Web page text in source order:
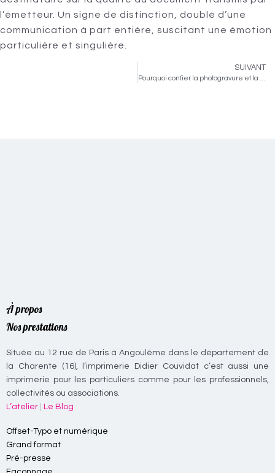
l’émetteur. Un signe de distinction, doublé d’une
communication à part entière, suscitant une émotion
particulière et singulière.
SUIVANT
Pourquoi confier la photogravure et la retouche d’images à un imprimeur ?
À propos
Nos prestations
Située au 12 rue de Paris à Angoulême dans le département de
la Charente (16), l’imprimerie Didier Couvidat c’est aussi une
imprimerie pour les particuliers comme pour les professionnels,
collectivités ou associations.
L’atelier
Le Blog
Offset-Typo et numérique
Grand format
Pré-presse